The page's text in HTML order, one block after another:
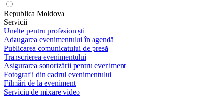
Republica Moldova
Servicii
Unelte pentru profesioniști
Adaugarea evenimentului în agendă
Publicarea comunicatului de presă
Transcrierea evenimentului
Asigurarea sonorizării pentru eveniment
Fotografii din cadrul evenimentului
Filmări de la eveniment
Serviciu de mixare video